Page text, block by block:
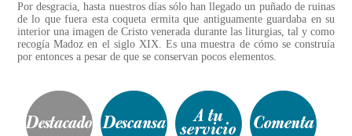
Por desgracia, hasta nuestros días sólo han llegado un puñado de ruinas
de lo que fuera esta coqueta ermita que antiguamente guardaba en su
interior una imagen de Cristo venerada durante las liturgias, tal y como
recogía Madoz en el siglo XIX. Es una muestra de cómo se construía
por entonces a pesar de que se conservan pocos elementos.